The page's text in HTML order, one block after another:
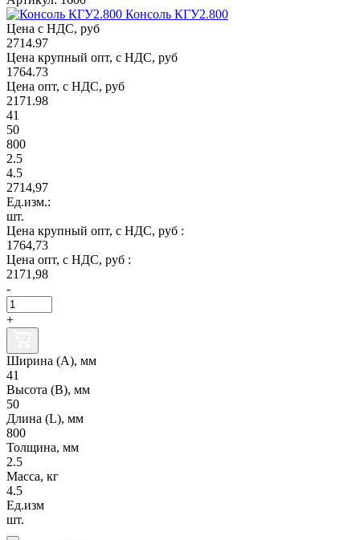
Консоль КГУ2.800
Цена с НДС, руб
2714.97
Цена крупный опт, с НДС, руб
1764.73
Цена опт, с НДС, руб
2171.98
41
50
800
2.5
4.5
2714,97
Ед.изм.:
шт.
Цена крупный опт, с НДС, руб :
1764,73
Цена опт, с НДС, руб :
2171,98
-
+
Ширина (А), мм
41
Высота (В), мм
50
Длина (L), мм
800
Толщина, мм
2.5
Масса, кг
4.5
Ед.изм
шт.